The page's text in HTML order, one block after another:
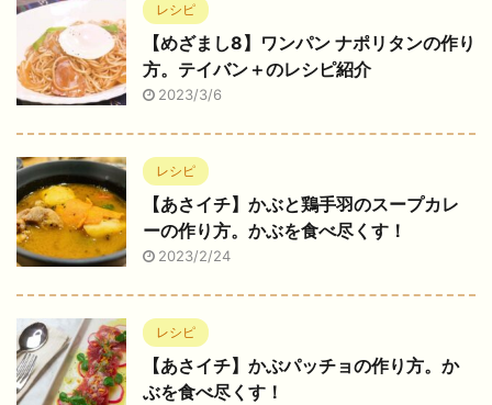
レシピ
【めざまし8】ワンパン ナポリタンの作り
方。テイバン＋のレシピ紹介
2023/3/6
レシピ
【あさイチ】かぶと鶏手羽のスープカレ
ーの作り方。かぶを食べ尽くす！
2023/2/24
レシピ
【あさイチ】かぶパッチョの作り方。か
ぶを食べ尽くす！